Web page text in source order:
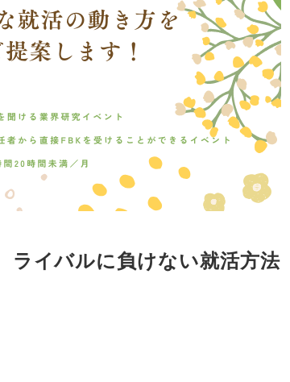
ライバルに負けない就活方法